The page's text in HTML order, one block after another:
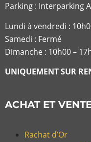
Parking : Interparking
Lundi à vendredi :
Samedi : Fermé
Dimanche : 10h00 –
UNIQUEMENT SUR
ACHAT ET
Rachat d’Or